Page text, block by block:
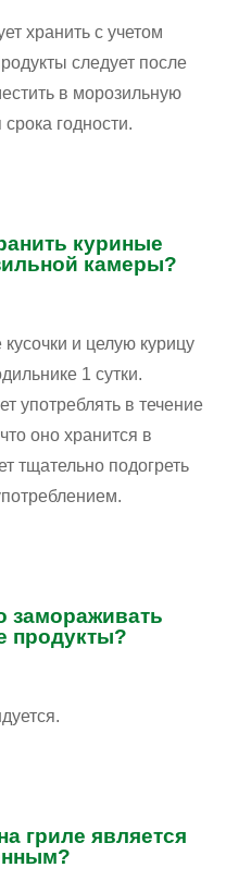
хранить с учетом
следует после
в морозильную
годности.
куриные
камеры?
и целую курицу
1 сутки.
употреблять в течение
оно хранится в
тщательно подогреть
замораживать
продукты?
гриле является